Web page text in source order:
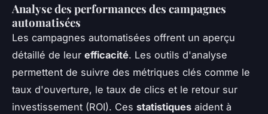
Analyse des performances des campagnes
automatisées
Les campagnes automatisées offrent un aperçu
détaillé de leur efficacité. Les outils d'analyse
permettent de suivre des métriques clés comme le
taux d'ouverture, le taux de clics et le retour sur
investissement (ROI). Ces statistiques aident à